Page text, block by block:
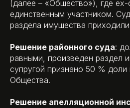
(далее – «Общество»), где ех-
единственным участником.
раздела имущества
Решение районного суда:
равными, произведен раздел
супругой признано 50 % доли
Общества.
Решение апелляционной